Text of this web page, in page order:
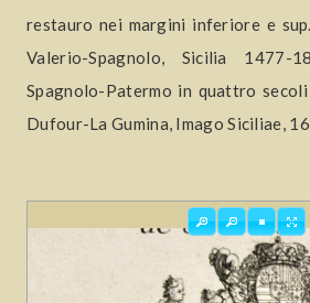
restauro nei margini inferiore e
Valerio-Spagnolo, Sicilia 1477-
Spagnolo-Patermo in quattro
Dufour-La Gumina, Imago Siciliae,